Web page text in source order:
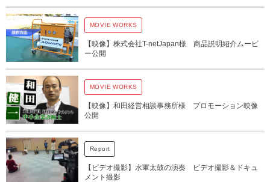
MOVIE WORKS
【映像】株式会社T-netJapan様 商品説明紹介ムービ
ー公開
MOVIE WORKS
【映像】和田経営相談事務所様 プロモーション映像
公開
Report
【ビデオ撮影】水軍太鼓の演奏 ビデオ撮影＆ドキュ
メント撮影